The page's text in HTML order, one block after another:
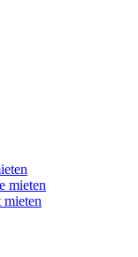
mieten
mieten